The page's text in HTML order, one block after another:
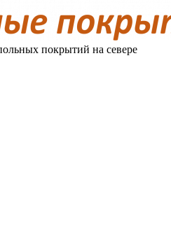
покрытий на севере